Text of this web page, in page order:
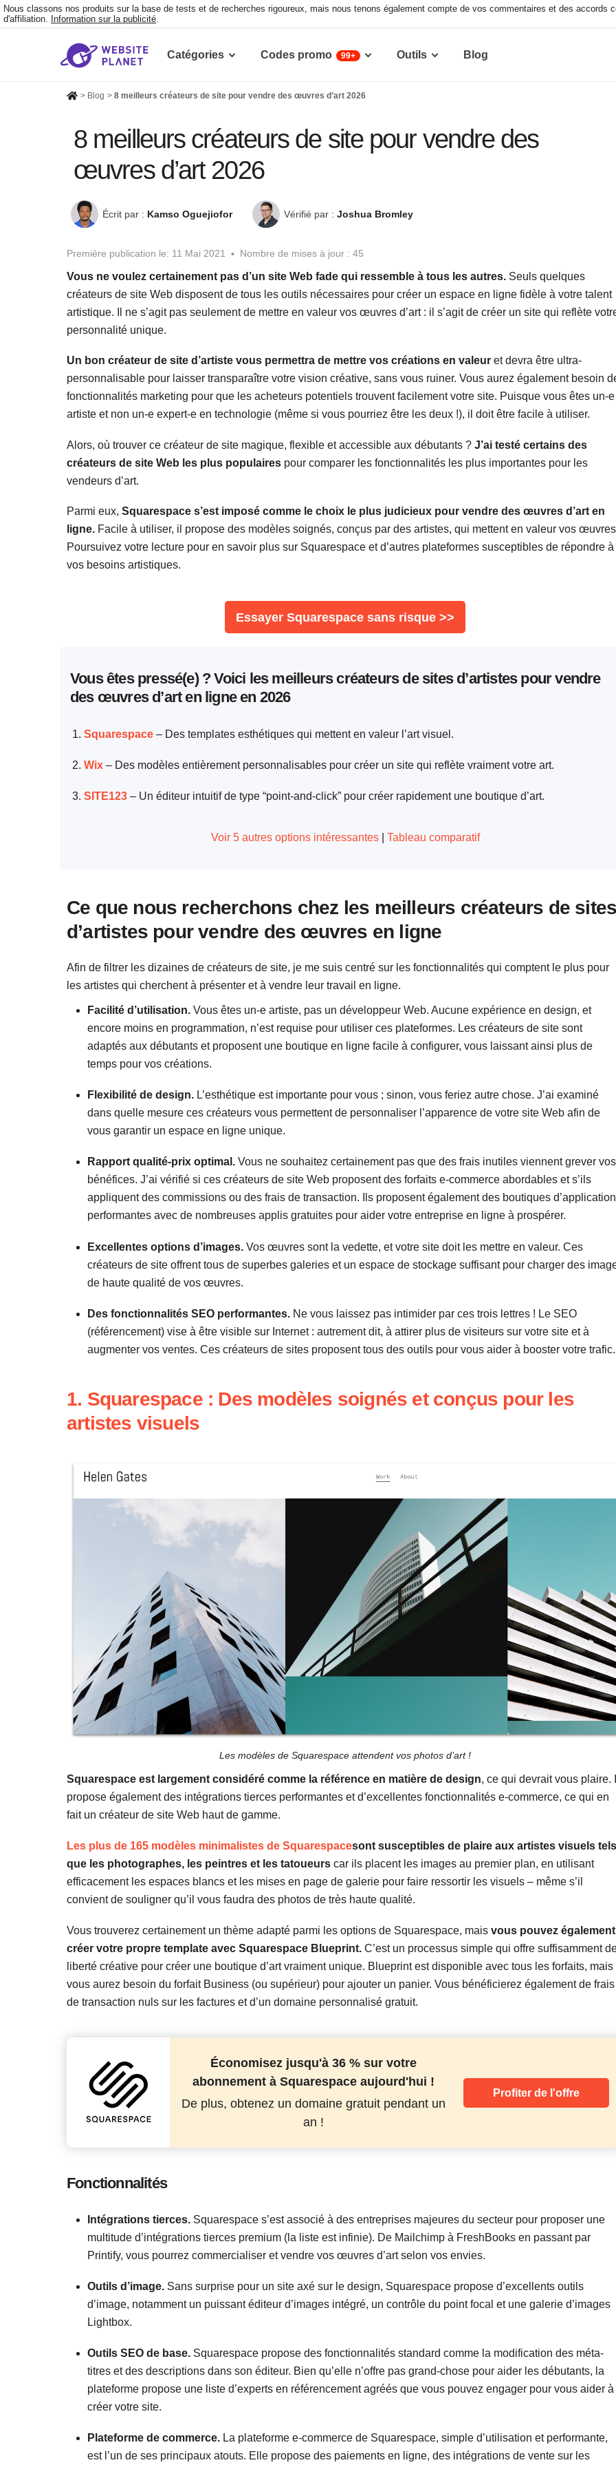
Nous classons nos produits sur la base de tests et de recherches rigoureux, mais nous tenons également compte de vos commentaires et des
d'affiliation. Information sur la publicité.
Catégories Codes promo 99+ Outils Blog
> Blog > 8 meilleurs créateurs de site pour vendre des œuvres d’art 2026
8 meilleurs créateurs de site pour vendre des
œuvres d’art 2026
Écrit par : Kamso Oguejiofor Vérifié par : Joshua Bromley
Première publication le: 11 Mai 2021 Nombre de mises à jour : 45
Vous ne voulez certainement pas d’un site Web fade qui ressemble à tous les autres. Seuls quelques
créateurs de site Web disposent de tous les outils nécessaires pour créer un espace en ligne fidèle à votre talent
artistique. Il ne s’agit pas seulement de mettre en valeur vos œuvres d’art : il s’agit de créer un site qui reflète
personnalité unique.
Un bon créateur de site d’artiste vous permettra de mettre vos créations en valeur et devra être ultra-
personnalisable pour laisser transparaître votre vision créative, sans vous ruiner. Vous aurez également besoin
fonctionnalités marketing pour que les acheteurs potentiels trouvent facilement votre site. Puisque vous êtes un-e
artiste et non un-e expert-e en technologie (même si vous pourriez être les deux !), il doit être facile à utiliser.
Alors, où trouver ce créateur de site magique, flexible et accessible aux débutants ? J’ai testé certains des
créateurs de site Web les plus populaires pour comparer les fonctionnalités les plus importantes pour les
vendeurs d’art.
Parmi eux, Squarespace s’est imposé comme le choix le plus judicieux pour vendre des œuvres d’art en
ligne. Facile à utiliser, il propose des modèles soignés, conçus par des artistes, qui mettent en valeur vos
Poursuivez votre lecture pour en savoir plus sur Squarespace et d’autres plateformes susceptibles de répondre à
vos besoins artistiques.
Essayer Squarespace sans risque >>
Vous êtes pressé(e) ? Voici les meilleurs créateurs de sites d’artistes pour vendre
des œuvres d’art en ligne en 2026
Squarespace – Des templates esthétiques qui mettent en valeur l’art visuel.
Wix – Des modèles entièrement personnalisables pour créer un site qui reflète vraiment votre art.
SITE123 – Un éditeur intuitif de type “point-and-click” pour créer rapidement une boutique d’art.
Voir 5 autres options intéressantes| Tableau comparatif
Ce que nous recherchons chez les meilleurs créateurs de
d’artistes pour vendre des œuvres en ligne
Afin de filtrer les dizaines de créateurs de site, je me suis centré sur les fonctionnalités qui comptent le plus pour
les artistes qui cherchent à présenter et à vendre leur travail en ligne.
Facilité d’utilisation. Vous êtes un-e artiste, pas un développeur Web. Aucune expérience en design, et
encore moins en programmation, n’est requise pour utiliser ces plateformes. Les créateurs de site sont
adaptés aux débutants et proposent une boutique en ligne facile à configurer, vous laissant ainsi plus de
temps pour vos créations.
Flexibilité de design. L’esthétique est importante pour vous ; sinon, vous feriez autre chose. J’ai examiné
dans quelle mesure ces créateurs vous permettent de personnaliser l’apparence de votre site Web afin de
vous garantir un espace en ligne unique.
Rapport qualité-prix optimal. Vous ne souhaitez certainement pas que des frais inutiles viennent grever vos
bénéfices. J’ai vérifié si ces créateurs de site Web proposent des forfaits e-commerce abordables et s’ils
appliquent des commissions ou des frais de transaction. Ils proposent également des boutiques
performantes avec de nombreuses applis gratuites pour aider votre entreprise en ligne à prospérer.
Excellentes options d’images. Vos œuvres sont la vedette, et votre site doit les mettre en valeur. Ces
créateurs de site offrent tous de superbes galeries et un espace de stockage suffisant pour charger des
de haute qualité de vos œuvres.
Des fonctionnalités SEO performantes. Ne vous laissez pas intimider par ces trois lettres ! Le SEO
(référencement) vise à être visible sur Internet : autrement dit, à attirer plus de visiteurs sur votre site et à
augmenter vos ventes. Ces créateurs de sites proposent tous des outils pour vous aider à booster votre trafic.
1. Squarespace : Des modèles soignés et conçus pour les
artistes visuels
Les modèles de Squarespace attendent vos photos d’art !
Squarespace est largement considéré comme la référence en matière de design, ce qui devrait vous plaire.
propose également des intégrations tierces performantes et d’excellentes fonctionnalités e-commerce, ce qui en
fait un créateur de site Web haut de gamme.
Les plus de 165 modèles minimalistes de Squarespacesont susceptibles de plaire aux artistes visuels tels
que les photographes, les peintres et les tatoueurs car ils placent les images au premier plan, en utilisant
efficacement les espaces blancs et les mises en page de galerie pour faire ressortir les visuels – même s’il
convient de souligner qu’il vous faudra des photos de très haute qualité.
Vous trouverez certainement un thème adapté parmi les options de Squarespace, mais vous pouvez également
créer votre propre template avec Squarespace Blueprint. C’est un processus simple qui offre suffisamment
liberté créative pour créer une boutique d’art vraiment unique. Blueprint est disponible avec tous les forfaits, mais
vous aurez besoin du forfait Business (ou supérieur) pour ajouter un panier. Vous bénéficierez également de frais
de transaction nuls sur les factures et d’un domaine personnalisé gratuit.
Économisez jusqu'à 36 % sur votre
abonnement à Squarespace aujourd'hui !
De plus, obtenez un domaine gratuit pendant un
an !
Profiter de l'offre
Fonctionnalités
Intégrations tierces. Squarespace s’est associé à des entreprises majeures du secteur pour proposer une
multitude d’intégrations tierces premium (la liste est infinie). De Mailchimp à FreshBooks en passant par
Printify, vous pourrez commercialiser et vendre vos œuvres d’art selon vos envies.
Outils d’image. Sans surprise pour un site axé sur le design, Squarespace propose d’excellents outils
d’image, notamment un puissant éditeur d’images intégré, un contrôle du point focal et une galerie d’images
Lightbox.
Outils SEO de base. Squarespace propose des fonctionnalités standard comme la modification des méta-
titres et des descriptions dans son éditeur. Bien qu’elle n’offre pas grand-chose pour aider les débutants, la
plateforme propose une liste d’experts en référencement agréés que vous pouvez engager pour vous aider à
créer votre site.
Plateforme de commerce. La plateforme e-commerce de Squarespace, simple d’utilisation et performante,
est l’un de ses principaux atouts. Elle propose des paiements en ligne, des intégrations de vente sur les